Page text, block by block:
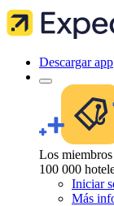
Descargar app
Los
100 000
Iniciar
Más